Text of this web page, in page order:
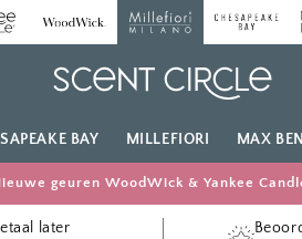
BAY MILLEFIORI MAX
geuren WoodWick & Yankee
later